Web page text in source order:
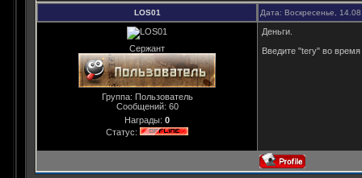
LOS01 Дата: Воскресенье,
Сержант
Группа: Пользователь
Сообщений: 60
Награды: 0
Статус:
Деньги.
Введите "tery" во